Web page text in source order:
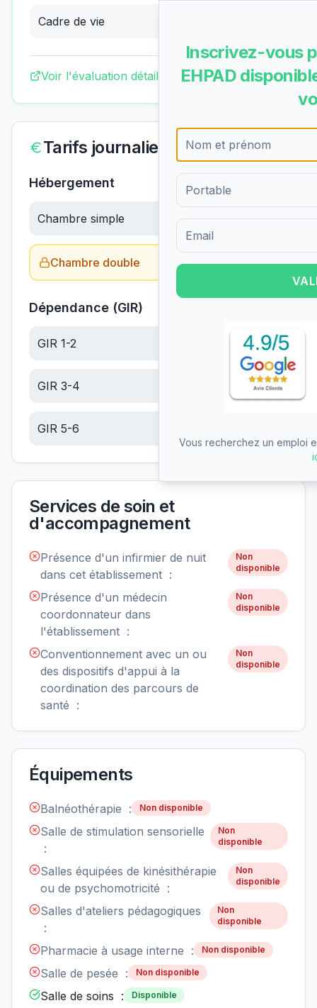
Cadre de vie
Voir l'évaluation détaillée complète
Tarifs journaliers
Hébergement
Chambre simple 66.42€/jour
Chambre double Obtenir le tarif →
Dépendance (GIR)
GIR 1-2 6.10€/jour
GIR 3-4 €/jour
GIR 5-6
Services de soin et
d'accompagnement
Présence d'un infirmier de nuit
dans cet établissement :
Non
disponible
Présence d'un médecin
coordonnateur dans
l'établissement :
Non
disponible
Conventionnement avec un ou
des dispositifs d'appui à la
coordination des parcours de
santé :
Non
disponible
Équipements
Balnéothérapie : Non disponible
Salle de stimulation sensorielle
:
Non
disponible
Salles équipées de kinésithérapie
ou de psychomotricité :
Non
disponible
Salles d'ateliers pédagogiques
:
Non
disponible
Pharmacie à usage interne : Non disponible
Salle de pesée : Non disponible
Salle de soins : Disponible
Inscrivez-vous
EHPAD
Formulaire d'inscription pour
Vous recherchez un emploi